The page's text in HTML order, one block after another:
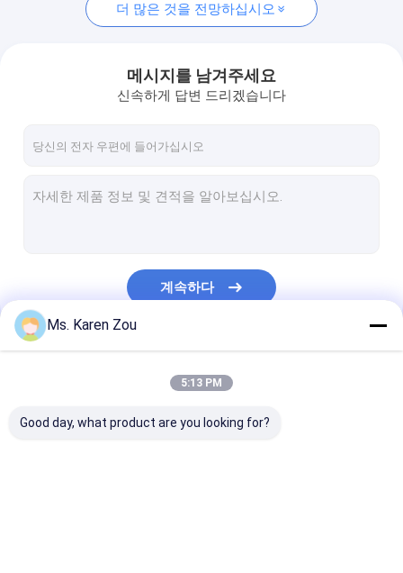
침묵하는 발전기 세트
양동 디젤 엔진 발전기
마린 디젤 발전기
퍼킨스 디젤 발전기
이동할 수 있는 등대
더 많은 것을 전망하십시오
메시지를 남겨주세요
신속하게 답변 드리겠습니다
계속하다
Ms. Karen Zou
5:13 PM
Good day, what product are you looking for?